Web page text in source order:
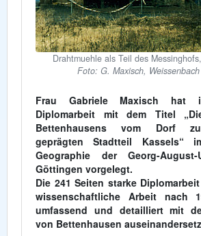
Drahtmuehle als Teil des
Foto: G. Maxisch, Weissenbach
Frau Gabriele Maxisch hat
Diplomarbeit mit dem Titel
Bettenhausens vom Dorf
geprägten Stadtteil Kassels“
Geographie der Georg-
Göttingen vorgelegt.
Die 241 Seiten starke
wissenschaftliche Arbeit nach
umfassend und detailliert mit
von Bettenhausen